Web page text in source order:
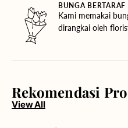
BUNGA
Kami memakai
dirangkai oleh
Rekomendasi
View All